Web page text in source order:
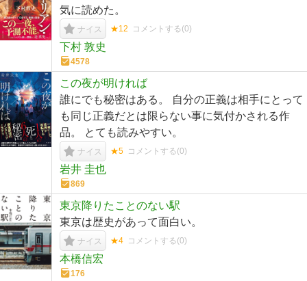
気に読めた。
ナイス ★12 コメントする(0)
下村 敦史
4578
この夜が明ければ
誰にでも秘密はある。 自分の正義は相手にとって
も同じ正義だとは限らない事に気付かされる作
品。 とても読みやすい。
ナイス ★5 コメントする(0)
岩井 圭也
869
東京降りたことのない駅
東京は歴史があって面白い。
ナイス ★4 コメントする(0)
本橋信宏
176